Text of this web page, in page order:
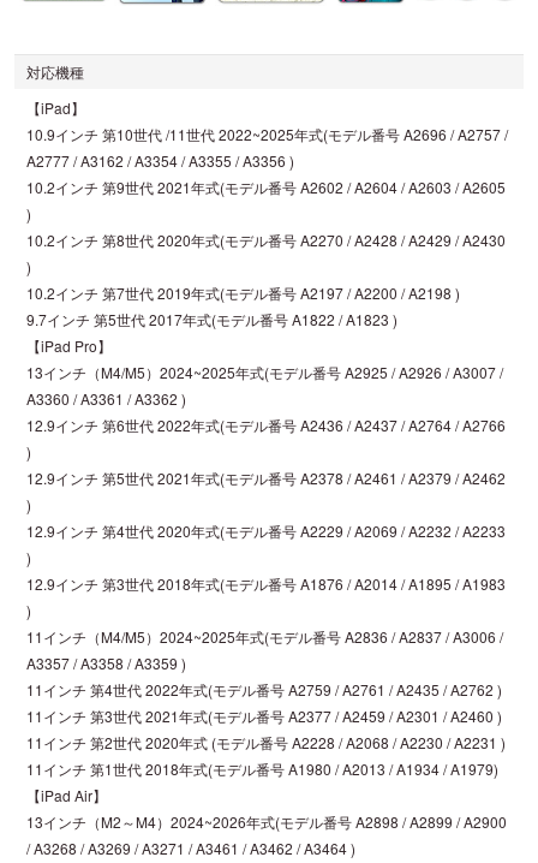
対応機種
【iPad】
10.9インチ 第10世代 /11世代 2022~2025年式(モデル番号 A2696 / A2757 /
A2777 / A3162 / A3354 / A3355 / A3356 )
10.2インチ 第9世代 2021年式(モデル番号 A2602 / A2604 / A2603 / A2605
)
10.2インチ 第8世代 2020年式(モデル番号 A2270 / A2428 / A2429 / A2430
)
10.2インチ 第7世代 2019年式(モデル番号 A2197 / A2200 / A2198 )
9.7インチ 第5世代 2017年式(モデル番号 A1822 / A1823 )
【iPad Pro】
13インチ（M4/M5）2024~2025年式(モデル番号 A2925 / A2926 / A3007 /
A3360 / A3361 / A3362 )
12.9インチ 第6世代 2022年式(モデル番号 A2436 / A2437 / A2764 / A2766
)
12.9インチ 第5世代 2021年式(モデル番号 A2378 / A2461 / A2379 / A2462
)
12.9インチ 第4世代 2020年式(モデル番号 A2229 / A2069 / A2232 / A2233
)
12.9インチ 第3世代 2018年式(モデル番号 A1876 / A2014 / A1895 / A1983
)
11インチ（M4/M5）2024~2025年式(モデル番号 A2836 / A2837 / A3006 /
A3357 / A3358 / A3359 )
11インチ 第4世代 2022年式(モデル番号 A2759 / A2761 / A2435 / A2762 )
11インチ 第3世代 2021年式(モデル番号 A2377 / A2459 / A2301 / A2460 )
11インチ 第2世代 2020年式 (モデル番号 A2228 / A2068 / A2230 / A2231 )
11インチ 第1世代 2018年式(モデル番号 A1980 / A2013 / A1934 / A1979)
【iPad Air】
13インチ（M2～M4）2024~2026年式(モデル番号 A2898 / A2899 / A2900
/ A3268 / A3269 / A3271 / A3461 / A3462 / A3464 )